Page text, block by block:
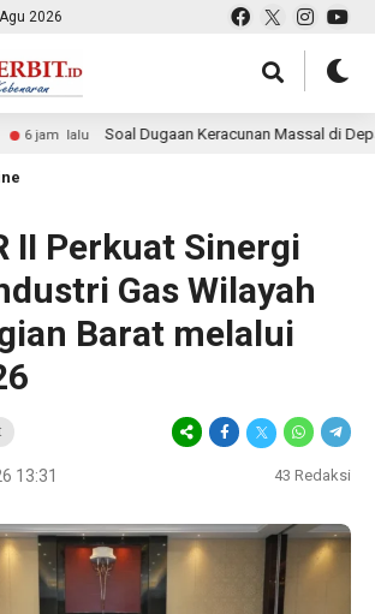
2026
Soal Dugaan Keracunan Massal di Depapre,
II Perkuat Sinergi
Gas Wilayah
Barat melalui
13:31 43 Redaksi